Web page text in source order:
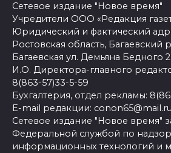
Сетевое издание "Новое время"
Учредители ООО «Редакция
Юридический и фактический
Ростовская область, Багаевский
Багаевская ул. Демьяна Бедного
И.О. Директора-главного
8(863-57)33-5-59
Бухгалтерия, отдел рекламы:
E-mail редакции: conon65@mail.ru
Сетевое издание "Новое время"
Федеральной службой по
информационных технологий и